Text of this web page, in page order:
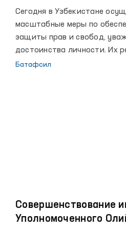
правам человека
Сегодня в Узбекистане
масштабные меры по
защиты прав и свобод,
достоинства личности. Их
увидеть в достигнутых за
Батафсил
Совершенствование
Уполномоченного